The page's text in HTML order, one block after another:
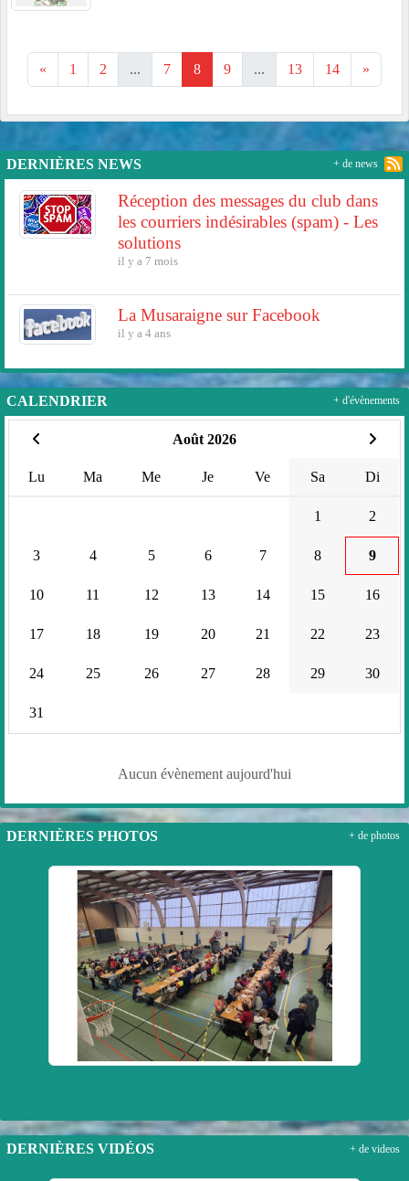
« 1 2 ... 7 8 9 ... 13 14 »
DERNIÈRES NEWS
Réception des messages du club dans
les courriers indésirables (spam) - Les
solutions
il y a 7 mois
La Musaraigne sur Facebook
il y a 4 ans
+ de news
CALENDRIER
Août 2026
Lu Ma Me Je Ve Sa Di
1 2
3 4 5 6 7 8 9
10 11 12 13 14 15 16
17 18 19 20 21 22 23
24 25 26 27 28 29 30
31
Aucun évènement aujourd'hui
+ d'évènements
DERNIÈRES PHOTOS + de photos
DERNIÈRES VIDÉOS + de videos